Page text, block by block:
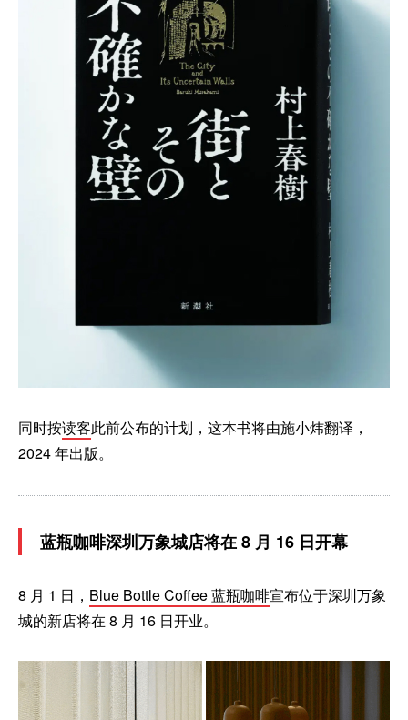
同时按读客此前公布的计划，这本书将由施小炜翻译，
2024 年出版。
蓝瓶咖啡深圳万象城店将在 8 月 16 日开幕
8 月 1 日， Blue Bottle Coffee 蓝瓶咖啡宣布位于深圳万象
城的新店将在 8 月 16 日开业。